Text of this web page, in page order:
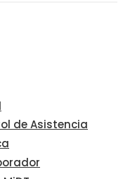
de Asistencia